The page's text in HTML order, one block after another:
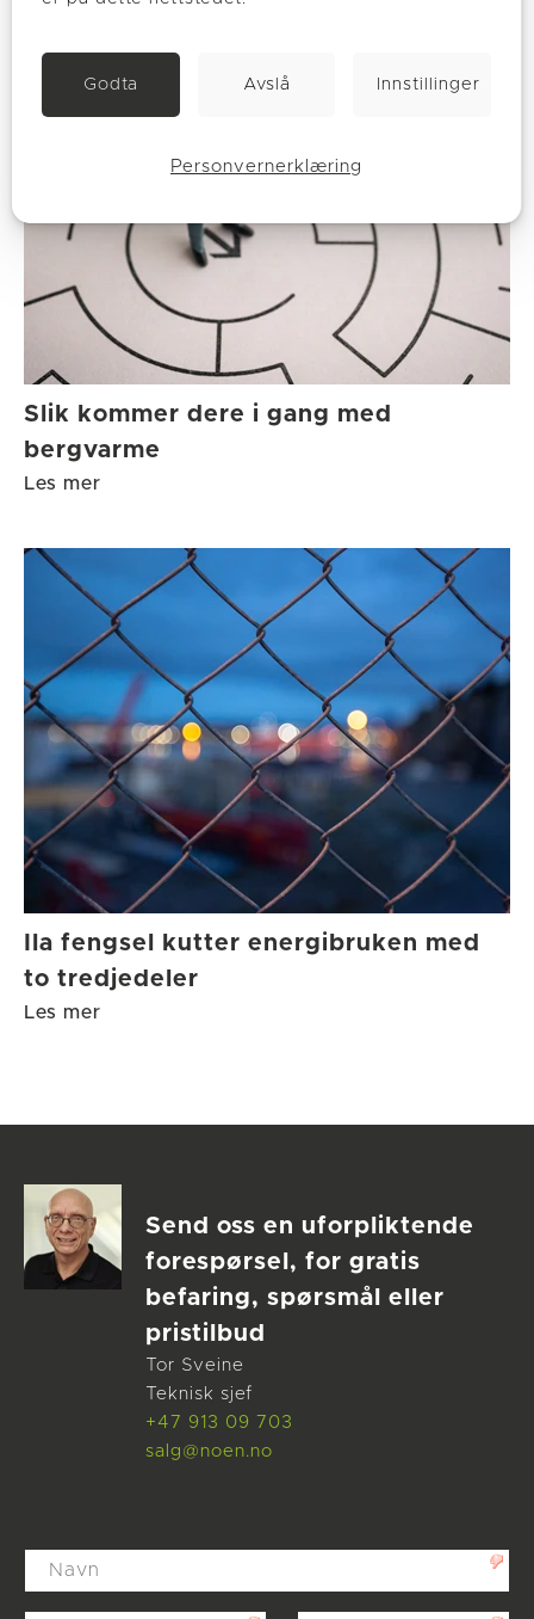
Slik kommer dere i gang med
bergvarme
Les mer
Ila fengsel kutter energibruken med
to tredjedeler
Les mer
Send oss en uforpliktende
forespørsel, for gratis
befaring, spørsmål eller
pristilbud
Tor Sveine
Teknisk sjef
+47 913 09 703
salg@noen.no
Godta Avslå Innstillinger
Personvernerklæring